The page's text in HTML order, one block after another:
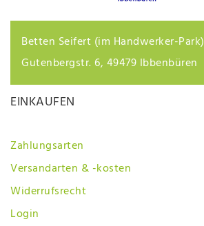
Betten Seifert (im Handwerker-Park)
Gutenbergstr. 6, 49479 Ibbenbüren
EINKAUFEN
Zahlungsarten
Versandarten & -kosten
Widerrufsrecht
Login